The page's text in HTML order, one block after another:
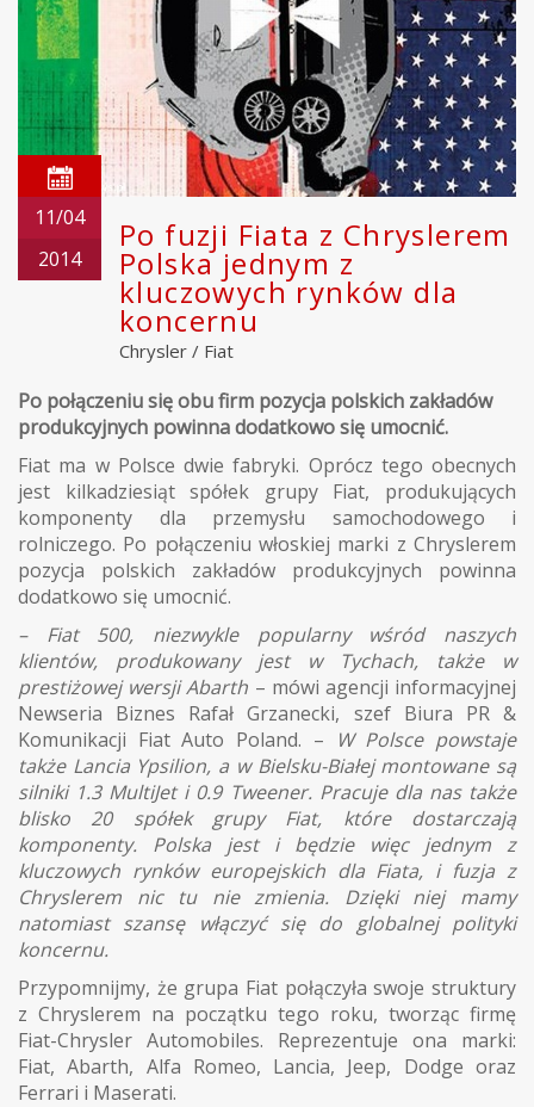
11/04
2014
Po fuzji Fiata z Chryslerem
Polska jednym z
kluczowych rynków dla
koncernu
Chrysler / Fiat
Po połączeniu się obu firm pozycja polskich zakładów
produkcyjnych powinna dodatkowo się umocnić.
Fiat ma w Polsce dwie fabryki. Oprócz tego obecnych
jest kilkadziesiąt spółek grupy Fiat, produkujących
komponenty dla przemysłu samochodowego i
rolniczego. Po połączeniu włoskiej marki z Chryslerem
pozycja polskich zakładów produkcyjnych powinna
dodatkowo się umocnić.
– Fiat 500, niezwykle popularny wśród naszych
klientów, produkowany jest w Tychach, także w
prestiżowej wersji Abarth – mówi agencji informacyjnej
Newseria Biznes Rafał Grzanecki, szef Biura PR &
Komunikacji Fiat Auto Poland. –
W Polsce powstaje
także Lancia Ypsilion, a w Bielsku-Białej montowane są
silniki 1.3 MultiJet i 0.9 Tweener. Pracuje dla nas także
blisko 20 spółek grupy Fiat, które dostarczają
komponenty. Polska jest i będzie więc jednym z
kluczowych rynków europejskich dla Fiata, i fuzja z
Chryslerem nic tu nie zmienia. Dzięki niej mamy
natomiast szansę włączyć się do globalnej polityki
koncernu.
Przypomnijmy, że grupa Fiat połączyła swoje struktury
z Chryslerem na początku tego roku, tworząc firmę
Fiat-Chrysler Automobiles. Reprezentuje ona marki:
Fiat, Abarth, Alfa Romeo, Lancia, Jeep, Dodge oraz
Ferrari i Maserati.